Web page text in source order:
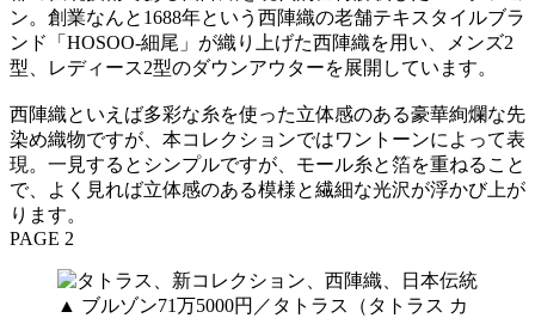
ン。創業なんと1688年という西陣織の老舗テキスタイルブラ
ンド「HOSOO-細尾」が織り上げた西陣織を用い、メンズ2
型、レディース2型のダウンアウターを展開しています。
西陣織といえば多彩な糸を使った立体感のある豪華絢爛な先
染め織物ですが、本コレクションではワントーンによって表
現。一見するとシンプルですが、モール糸と箔を重ねること
で、よく見れば立体感のある模様と繊細な光沢が浮かび上が
ります。
PAGE 2
▲ ブルゾン71万5000円／タトラス（タトラス カ